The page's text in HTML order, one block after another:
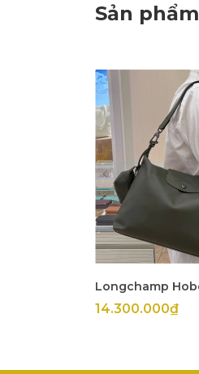
Sản
Longchamp
14.300.000₫